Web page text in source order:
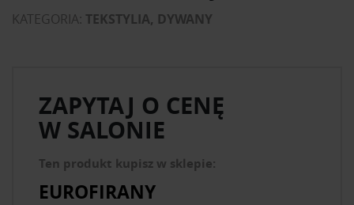
KATEGORIA: TEKSTYLIA, DYWANY
ZAPYTAJ O CENĘ
W SALONIE
Ten produkt kupisz w sklepie:
EUROFIRANY